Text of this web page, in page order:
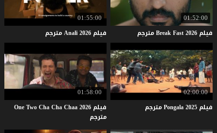
01:52:00
فيلم BreakFast2026 مترجم
01:55:00
فيلم Anali2026 مترجم
02:00:00
فيلم Pongala2025 مترجم
01:58:00
فيلم One Two Cha Cha Chaa 2026
مترجم